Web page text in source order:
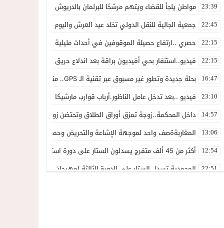
23:39 مواطن يلجأ للقضاء ويتهم مرشحًا للبرلمان بالدريوش بالاستيلاء على 22 مليون سنتيم
22:45 جمعية الجالية للنقل الدولي تخلد عيد العرش واليوم الوطني للمهاجر
22:15 حصري ..ارتفاع حصيلة الموقوفين في أحداث مليلية إلى 82 شخصًا وتحقيقات تقود إلى متابعات جنائية ثقيلة
22:15 فيديو..استنفار بحي أفيديون براقة بعد اندلاع حريق داخل ضيعة فلاحية
16:47 بحلة جديدة وتطور غير مسبوق عبر تقنية الـ GPS.. منصة “مرحباناظور” تعزز مكانتها كوجهة أولى لسكان إقليمي الناظور والدريوش
23:10 فيديو ..بعد تدخل عامل الناظور.أرباب قوارب مارشيكا يعلقون احتجاجهم
14:57 داخل المحكمة..زوجة تمزق أوراق الطلاق وتحتضن زوجها في لحظة
13:06 المغاربةةصف واحد لموجهة الإشاعة والتحريض وحملات التضليل
12:54 أكثر من 45 ألف متفرج يسدلون الستار على دورة استثنائية للمهرجان المتوسطي بالناظور
22:51 المحمدية تسدل الستار على الدورة الثالثة لمهرجان العيطة المرساوية